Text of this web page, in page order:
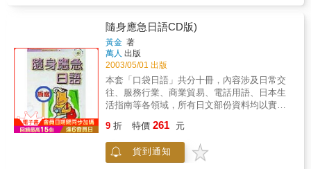
季節、天氣、春、夏、秋、冬十九、學校生活
—上課、學習、考試、成績、老師、日語、習
題、放長假、大學考試、大學生活二十、學校
行事曆—開學、運動會、校慶、社團活動、露
營、遠足、畢業旅行、畢業二十一、職場日語
—職業、工作、就業、職場生活、創業、退休
本書特色想要把日語說得溜，又能話題源源不
絕，就要有方法囉！只要有豐富、貼心的場
景，每個場景中的句子，又有連續性能串聯在
揮「會話萬用表現」才是關鍵的KEY。我們這
裡有：1. 生活萬用場景速查WHEN & WHERE
《日語文法簡單到不行》用有趣、好笑的插圖
開始的階段打好正確的文法觀念。不僅如此，
還收錄有日本生活、旅行常用的句子670句喔！
初級日文法，就是這麼簡單！
現幾十種意思，就好像一件事情，有千百種想
法一樣喔！還有一點很重要的！那就是可用的
東西，就記得住。學日語會話，就是這樣，簡
單到不行。啊哈！原來如此！內容包括四大單
元。第一單元是你好、謝謝、再見、對不起、
借問一下、這是什麼…等，日本人每天都要說
的寒暄句；第二單元是生活、旅遊最常用到的
基本句型；第三單元是介紹自己跟家人，述說
自己的個性、嗜好、運動、飲食習慣，還有未
出入國、住宿、交通、用餐、購物、觀光、生
病及遇到麻煩等，跟旅遊相關句子。
隨身應急日語CD版)
黃金 著
萬人 出版
2003/05/01 出版
本套「口袋日語」共分十冊，內容涉及日常交
往、服務行業、商業貿易、電話用語、日本生
活指南等各領域，所有日文部份資料均以實用
&rdquo;詳細審定，絕對是您輕鬆掌握日語的利
器,搭配CD學習效果加倍喔!
9 折 特價 261 元
貨到通知